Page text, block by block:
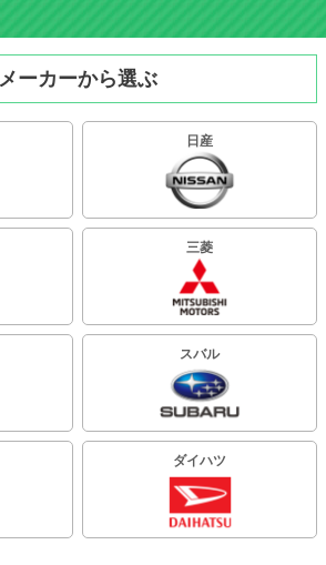
メーカーから選ぶ
日産
三菱
スバル
ダイハツ